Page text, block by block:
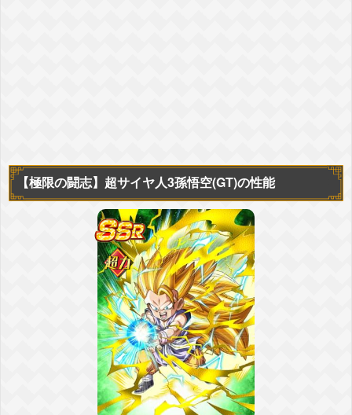
【極限の闘志】 超サイヤ人3孫悟空(GT)の性能